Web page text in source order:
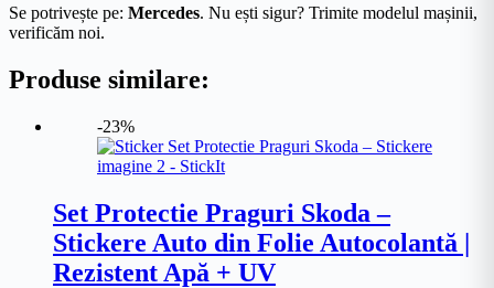
Se potrivește pe: Mercedes. Nu ești sigur? Trimite modelul mașinii,
verificăm noi.
Produse similare:
-23%
Set Protectie Praguri Skoda –
Stickere Auto din Folie Autocolantă |
Rezistent Apă + UV